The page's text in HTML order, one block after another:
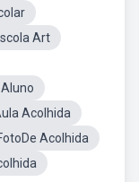
Art
Acolhida
Acolhida